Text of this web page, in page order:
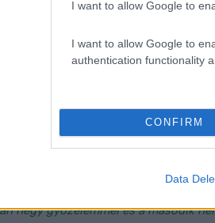
I want to allow Google to
I want to allow Google to
authentication functionality
CONFIRM
Data
szebbé tettek mindent. Az egész
hogy senki sem adta fel.”
még soha nem történt, a Bagnaia
felében.
beszélgetni az egész csapattal. A
tudnék jobban csinálni, van-e
egy kellemes beszélgetést
maximális támogatása tette
négy győzelemmel és a második